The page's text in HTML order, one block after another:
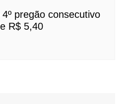
pregão consecutivo
R$ 5,40